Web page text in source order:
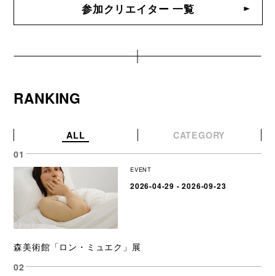
参加クリエイター 一覧
RANKING
ALL CATEGORY
EVENT
2026-04-29 - 2026-09-23
森美術館「ロン・ミュエク」展